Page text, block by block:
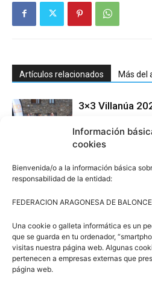
Información
cookies
Bienvenida/o a la información básica
responsabilidad de la entidad:
FEDERACION ARAGONESA DE
Una cookie o galleta informática es un
que se guarda en tu ordenador,
visitas nuestra página web. Algunas
pertenecen a empresas externas que
página web.
Artículos relacionados Más del
3×3 Villanúa
Comité de
Campus